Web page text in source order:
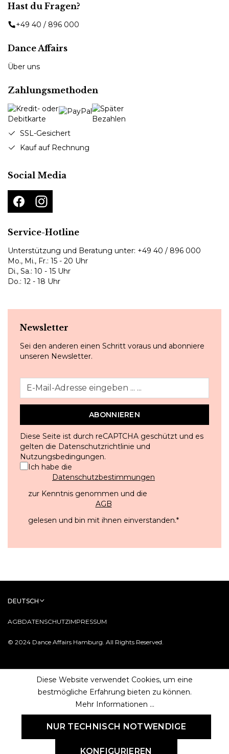
Hast du Fragen?
+49 40 / 896 000
Dance Affairs
Über uns
Zahlungsmethoden
SSL-Gesichert
Kauf auf Rechnung
Social Media
Service-Hotline
Unterstützung und Beratung unter: +49 40 / 896 000
Mo., Mi., Fr.: 15 - 20 Uhr
Di., Sa.: 10 - 15 Uhr
Do.: 12 - 18 Uhr
Newsletter
Sei den anderen einen Schritt voraus und abonniere
unseren Newsletter.
ABONNIEREN
Diese Seite ist durch reCAPTCHA geschützt und es
gelten die Datenschutzrichtlinie und
Nutzungsbedingungen.
Ich habe die
Datenschutzbestimmungen
zur Kenntnis genommen und die
AGB
gelesen und bin mit ihnen einverstanden.*
© 2024 Dance Affairs Hamburg. All Rights Reserved.
AGBDATENSCHUTZIMPRESSUM
DEUTSCH
Diese Website verwendet Cookies, um eine
bestmögliche Erfahrung bieten zu können.
Mehr Informationen ...
NUR TECHNISCH NOTWENDIGE
KONFIGURIEREN